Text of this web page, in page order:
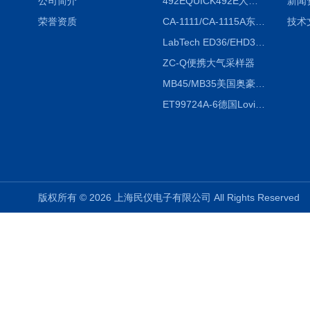
荣誉资质
CA-1111/CA-1115A东京理化EYELA CA-1111/CA-1115A冷却水循环装置
ZC-Q便携大气采样器
MB45/MB35美国奥豪斯OHAUS MB45/MB35卤素红外水分测定仪
ET99724A-6德国Lovibond ET99724A-6微电脑BOD测定仪
技术
版权所有 © 2026 上海民仪电子有限公司 All Rights